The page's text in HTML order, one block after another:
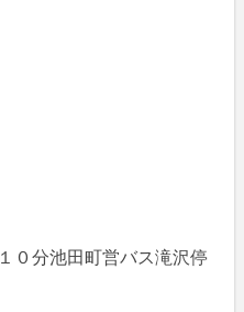
０分池田町営バス滝沢停